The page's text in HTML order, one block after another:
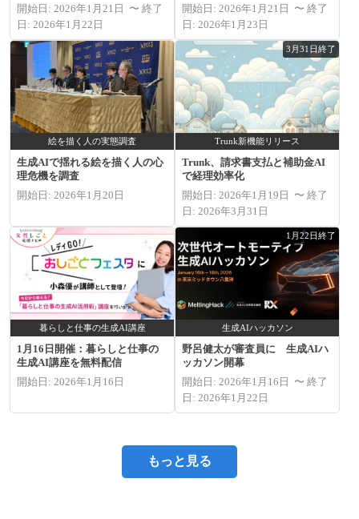
開始日: 2026年1月21日 〜 終了
日: 2026年1月22日
開始日: 2026年1月21日 〜 終了
日: 2026年1月23日
絵を描く人の実態調査
生成AIで揺れる絵を描く人の心
理危機を調査
開始日: 2026年1月20日
3月31日終了
Trunk新機能リリース
Trunk、請求書支払と補助金AI
で経理効率化
開始日: 2026年1月19日 〜 終了
日: 2026年3月31日
暮らしと仕事の生成AI講座
1月16日開催：暮らしと仕事の
生成AI講座を無料配信
開始日: 2026年1月16日
1月22日終了
生成AIハッカソン
野呂健太が審査員に 生成AIハ
ッカソン開幕
開始日: 2026年1月16日 〜 終了
日: 2026年1月22日
もっと見る